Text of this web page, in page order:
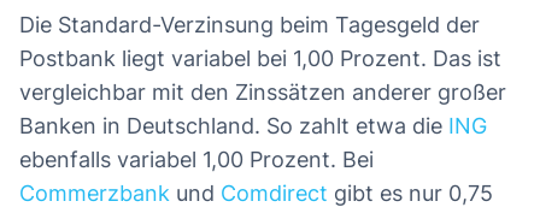
Die Standard-Verzinsung beim Tagesgeld der
Postbank liegt variabel bei 1,00 Prozent. Das ist
vergleichbar mit den Zinssätzen anderer großer
Banken in Deutschland. So zahlt etwa die ING
ebenfalls variabel 1,00 Prozent. Bei
Commerzbank und Comdirect gibt es nur 0,75